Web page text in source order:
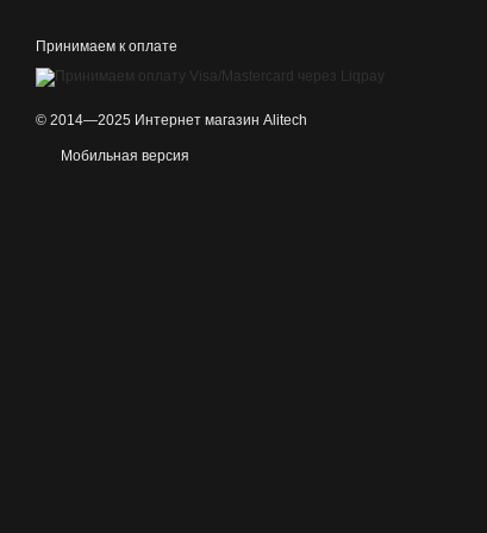
Принимаем к оплате
© 2014—2025 Интернет магазин Alitech
Мобильная версия